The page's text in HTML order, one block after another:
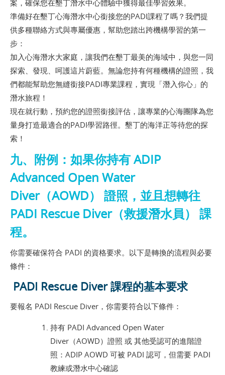
案，確保您在墾丁潛水中心體驗中獲得最佳學習效果。
準備好在墾丁心海潛水中心銜接您的PADI課程了嗎？我們提
供多種聯絡方式與專屬優惠，幫助您踏出跨機構學習的第一
步：
加入心海潛水大家庭，讓我們在墾丁最美的海域中，與您一同
探索、發現、呵護這片蔚藍。無論您持有何種機構的證照，我
們都能幫助您無縫銜接PADI專業課程，實現「潛入你心」的
潛水旅程！
現在就行動，預約您的證照銜接評估，讓專業的心海團隊為您
量身打造最適合的PADI學習路徑。墾丁的海洋正等待您的探
索！
九、附例：如果你持有 ADIP
Advanced Open Water
Diver（AOWD） 證照，並且想轉往
PADI Rescue Diver（救援潛水員） 課
程。
你需要確保符合 PADI 的資格要求。以下是轉換的流程與必要
條件：
PADI Rescue Diver 課程的基本要求
要報名 PADI Rescue Diver，你需要符合以下條件：
持有 PADI Advanced Open Water
Diver（AOWD）證照 或 其他受認可的進階證
照：ADIP AOWD 可被 PADI 認可，但需要 PADI
教練或潛水中心確認